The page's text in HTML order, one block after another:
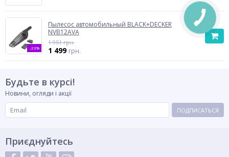
-23%
Пылесос автомобильный BLACK+DECKER
NVB12AVA
1 951 грн.
1 499 грн.
Будьте в курсі!
Новини, огляди і акції
ПОДПИСАТЬСЯ
Приєднуйтесь